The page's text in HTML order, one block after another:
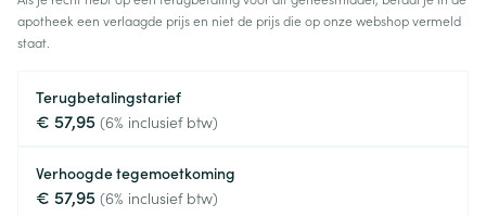
apotheek een verlaagde prijs en niet de prijs die op onze webshop vermeld
staat.
Terugbetalingstarief
€ 57,95 (6% inclusief btw)
Verhoogde tegemoetkoming
€ 57,95 (6% inclusief btw)